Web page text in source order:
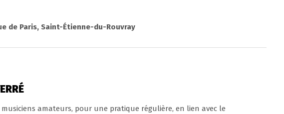
de Paris, Saint-Étienne-du-Rouvray
amateurs, pour une pratique régulière, en lien avec le